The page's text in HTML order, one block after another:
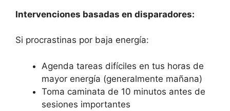
Intervenciones basadas en disparadores:
Si procrastinas por baja energía:
Agenda tareas difíciles en tus horas de
mayor energía (generalmente mañana)
Toma caminata de 10 minutos antes de
sesiones importantes